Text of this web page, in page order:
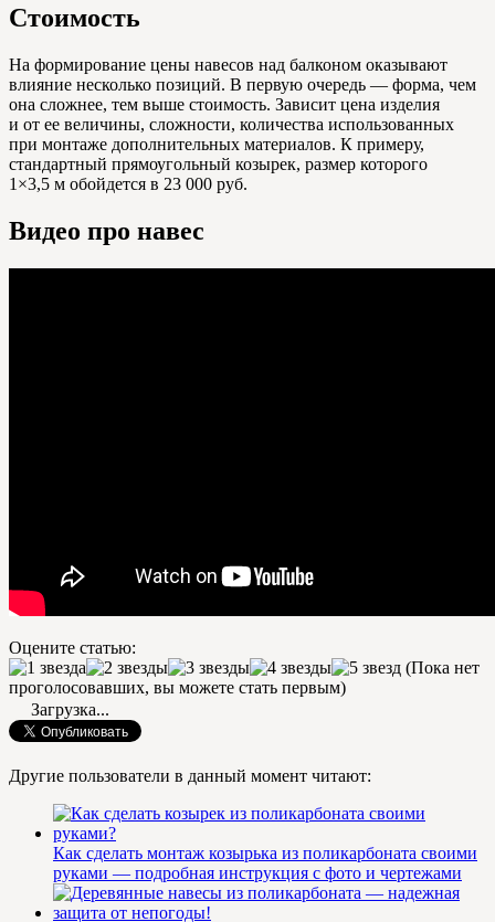
Стоимость
На формирование цены навесов над балконом оказывают
влияние несколько позиций. В первую очередь — форма, чем
она сложнее, тем выше стоимость. Зависит цена изделия
и от ее величины, сложности, количества использованных
при монтаже дополнительных материалов. К примеру,
стандартный прямоугольный козырек, размер которого
1×3,5 м обойдется в 23 000 руб.
Видео про навес
Оцените статью:
(Пока нет
проголосовавших, вы можете стать первым)
Загрузка...
Другие пользователи в данный момент читают:
Как сделать монтаж козырька из поликарбоната своими
руками — подробная инструкция с фото и чертежами